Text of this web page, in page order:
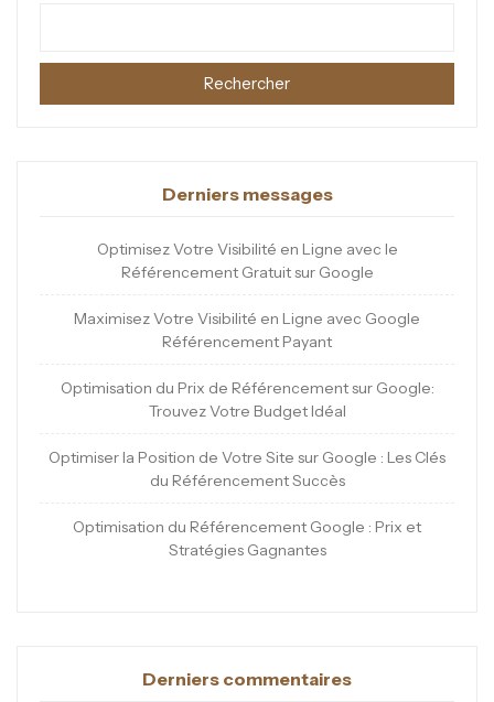
Rechercher
Derniers messages
Optimisez Votre Visibilité en Ligne avec le
Référencement Gratuit sur Google
Maximisez Votre Visibilité en Ligne avec Google
Référencement Payant
Optimisation du Prix de Référencement sur Google:
Trouvez Votre Budget Idéal
Optimiser la Position de Votre Site sur Google : Les Clés
du Référencement Succès
Optimisation du Référencement Google : Prix et
Stratégies Gagnantes
Derniers commentaires